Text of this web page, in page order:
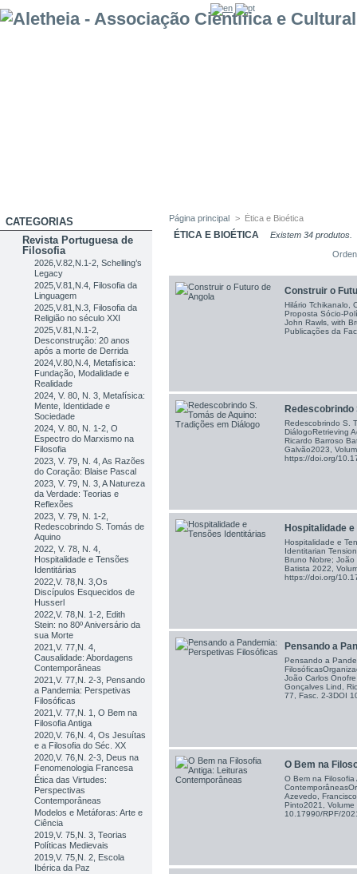
CATEGORIAS
Revista Portuguesa de
Filosofia
2026,V.82,N.1-2, Schelling’s
Legacy
2025,V.81,N.4, Filosofia da
Linguagem
2025,V.81,N.3, Filosofia da
Religião no século XXI
2025,V.81,N.1-2,
Desconstrução: 20 anos
após a morte de Derrida
2024,V.80,N.4, Metafísica:
Fundação, Modalidade e
Realidade
2024, V. 80, N. 3, Metafísica:
Mente, Identidade e
Sociedade
2024, V. 80, N. 1-2, O
Espectro do Marxismo na
Filosofia
2023, V. 79, N. 4, As Razões
do Coração: Blaise Pascal
2023, V. 79, N. 3, A Natureza
da Verdade: Teorias e
Reflexões
2023, V. 79, N. 1-2,
Redescobrindo S. Tomás de
Aquino
2022, V. 78, N. 4,
Hospitalidade e Tensões
Identitárias
2022,V. 78,N. 3,Os
Discípulos Esquecidos de
Husserl
2022,V. 78,N. 1-2, Edith
Stein: no 80º Aniversário da
sua Morte
2021,V. 77,N. 4,
Causalidade: Abordagens
Contemporâneas
2021,V. 77,N. 2-3, Pensando
a Pandemia: Perspetivas
Filosóficas
2021,V. 77,N. 1, O Bem na
Filosofia Antiga
2020,V. 76,N. 4, Os Jesuítas
e a Filosofia do Séc. XX
2020,V. 76,N. 2-3, Deus na
Fenomenologia Francesa
Ética das Virtudes:
Perspectivas
Contemporâneas
Modelos e Metáforas: Arte e
Ciência
2019,V. 75,N. 3, Teorias
Políticas Medievais
2019,V. 75,N. 2, Escola
Ibérica da Paz
Página principal > Ética e Bioética
ÉTICA E BIOÉTICA Existem 34 produtos.
Construir o
Hilário Tchikanalo,
Proposta Sócio-
John Rawls, with
Publicações da
Redescobrindo
Redescobrindo S.
DiálogoRetrieving
Ricardo Barroso
Galvão2023,
https://doi.org/
Hospitalidade e
Hospitalidade e
Identitarian
Bruno Nobre; João
Batista 2022,
https://doi.org/
Pensando a
Pensando a
João Carlos
Gonçalves Lind,
77, Fasc. 2-3DOI
O Bem na
O Bem na Filosofia
Azevedo,
Pinto2021, Volume
10.17990/RPF/